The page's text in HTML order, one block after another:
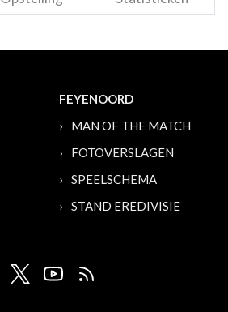
FEYENOORD
MAN OF THE MATCH
FOTOVERSLAGEN
SPEELSCHEMA
STAND EREDIVISIE